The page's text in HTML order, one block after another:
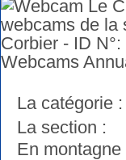
La catégorie :
La section :
En montagne